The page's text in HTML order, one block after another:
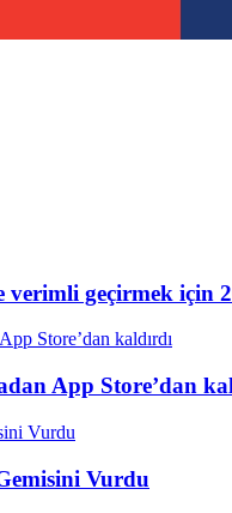
verimli geçirmek için
App Store’dan
Vurdu